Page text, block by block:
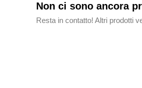
Non ci sono ancora
Resta in contatto! Altri prodotti